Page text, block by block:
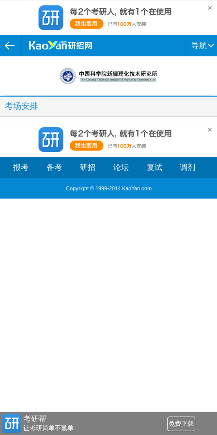
导航
考场安排
报考 备考 研招 论坛 复试 调剂
Copyright © 1999-2014 KaoYan.com
考研帮
让考研简单不孤单
免费下载